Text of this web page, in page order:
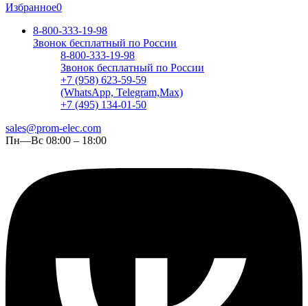
Избранное0
8-800-333-19-98
Звонок бесплатный по России
8-800-333-19-98
Звонок бесплатный по России
+7 (958) 623-59-59
(WhatsApp, Telegram,Max)
+7 (495) 134-01-50
sales@prom-elec.com
Пн—Вс 08:00 – 18:00